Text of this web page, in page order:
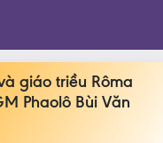
giáo triều Rôma
Phaolô Bùi Văn